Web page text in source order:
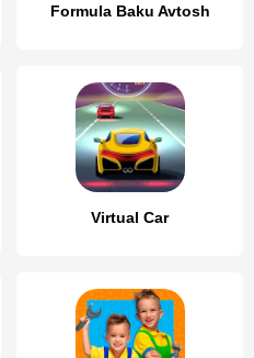
Formula Baku Avtosh
Virtual Car